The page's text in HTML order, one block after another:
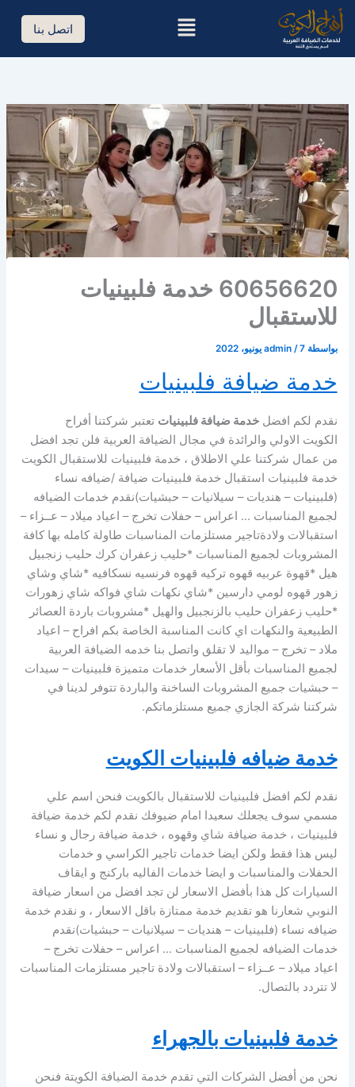
تخطي
إلى
المحتوى
القائمة اتصل بنا
60656620 خدمة فلبينيات
للاستقبال
بواسطة admin /7 يونيو، 2022
خدمة ضيافة فلبينيات
نقدم لكم افضلخدمة ضيافة فلبينيات تعتبر شركتنا أفراح
الكويت الاولي والرائدة في مجال الضيافة العربية فلن تجد افضل
من عمال شركتنا علي الاطلاق ، خدمة فلبينيات للاستقبال الكويت
خدمة فلبينيات استقبال خدمة فلبينيات ضيافة /ضيافه نساء
(فلبينيات – هنديات – سيلانيات – حبشيات)نقدم خدمات الضيافه
لجميع المناسبات … اعراس – حفلات تخرج – اعياد ميلاد – عــزاء –
استقبالات ولادةتاجير مستلزمات المناسبات طاولة كامله بها كافة
المشروبات لجميع المناسبات *حليب زعفران كرك حليب زنجبيل
هيل *قهوة عربيه قهوه تركيه قهوه فرنسيه نسكافيه *شاي وشاي
زهور قهوه لومي دارسين *شاي نكهات شاي فواكه شاي زهورات
*حليب زعفران حليب بالزنجبيل والهيل *مشروبات باردة العصائر
الطبيعية والنكهات اي كانت المناسبة الخاصة بكم افراح – اعياد
ملاد – تخرج – مواليد لا تقلق واتصل بنا خدمه الضيافة العربية
لجميع المناسبات بأقل الأسعار خدمات متميزة فلبينيات – سيدات
– حبشيات جميع المشروبات الساخنة والباردة تتوفر لدينا في
شركتنا شركة الجازي جميع مستلزماتكم.
خدمة ضيافه فلبينيات الكويت
نقدم لكم افضل فلبينيات للاستقبال بالكويت فنحن اسم علي
مسمي سوف يجعلك سعيدا امام ضيوفك نقدم لكم خدمة ضيافة
فلبينيات ، خدمة ضيافة شاي وقهوه ، خدمة ضيافة رجال و نساء
ليس هذا فقط ولكن ايضا خدمات تاجير الكراسي و خدمات
الحفلات والمناسبات و ايضا خدمات الفاليه باركنج و ايقاف
السيارات كل هذا بأفضل الاسعار لن تجد افضل من اسعار ضيافة
النوبي شعارنا هو تقديم خدمة ممتازة باقل الاسعار ، و نقدم خدمة
ضيافه نساء (فلبينيات – هنديات – سيلانيات – حبشيات)نقدم
خدمات الضيافه لجميع المناسبات … اعراس – حفلات تخرج –
اعياد ميلاد – عــزاء – استقبالات ولادة تاجير مستلزمات المناسبات
لا تتردد بالتصال.
خدمة فلبينيات بالجهراء
نحن من أفضل الشركات التي تقدم خدمة الضيافة الكويتة فنحن